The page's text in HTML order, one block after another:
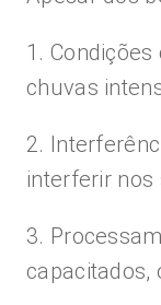
1.
chuvas
2.
interferir nos
3.
capacitados,